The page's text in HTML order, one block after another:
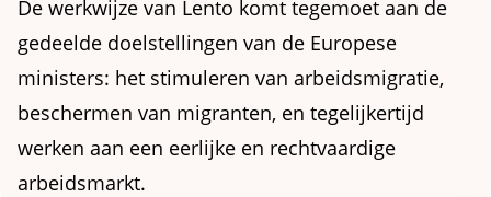
De werkwijze van Lento komt tegemoet aan de
gedeelde doelstellingen van de Europese
ministers: het stimuleren van arbeidsmigratie,
beschermen van migranten, en tegelijkertijd
werken aan een eerlijke en rechtvaardige
arbeidsmarkt.